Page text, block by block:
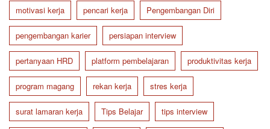
motivasi kerja pencari kerja Pengembangan Diri
pengembangan karier persiapan interview
pertanyaan HRD platform pembelajaran produktivitas kerja
program magang rekan kerja stres kerja
surat lamaran kerja Tips Belajar tips interview